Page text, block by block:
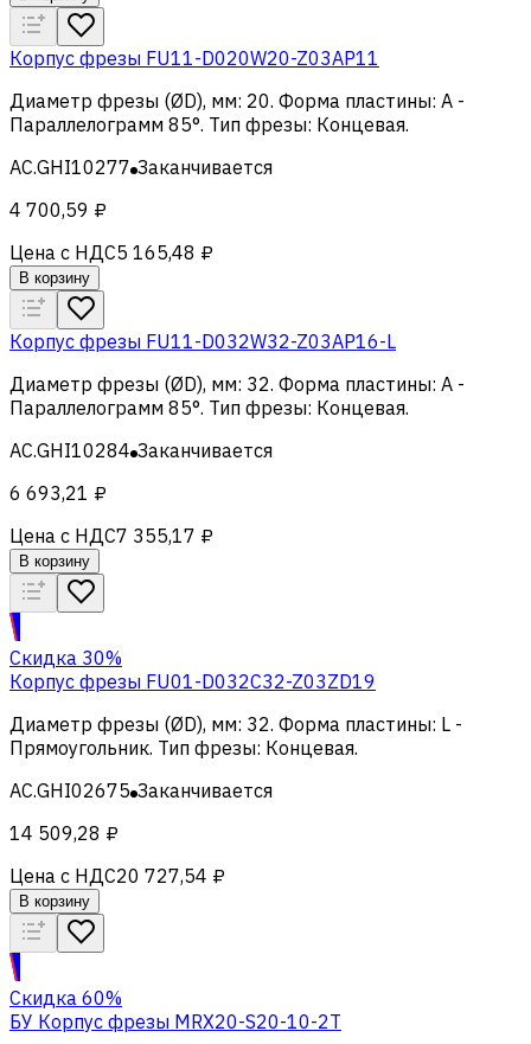
Корпус фрезы FU11-D020W20-Z03AP11
Диаметр фрезы (ØD), мм: 20. Форма пластины: A -
Параллелограмм 85°. Тип фрезы: Концевая.
AC.GHI10277 Заканчивается
4 700,59 ₽
Цена с НДС5 165,48 ₽
В корзину
Корпус фрезы FU11-D032W32-Z03AP16-L
Диаметр фрезы (ØD), мм: 32. Форма пластины: A -
Параллелограмм 85°. Тип фрезы: Концевая.
AC.GHI10284 Заканчивается
6 693,21 ₽
Цена с НДС7 355,17 ₽
В корзину
Скидка 30%
Корпус фрезы FU01-D032C32-Z03ZD19
Диаметр фрезы (ØD), мм: 32. Форма пластины: L -
Прямоугольник. Тип фрезы: Концевая.
AC.GHI02675 Заканчивается
14 509,28 ₽
Цена с НДС20 727,54 ₽
В корзину
Скидка 60%
БУ Корпус фрезы MRX20-S20-10-2T